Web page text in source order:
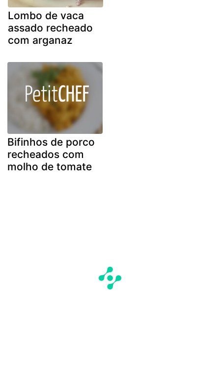
Lombo de vaca
assado recheado
com arganaz
Bifinhos de porco
recheados com
molho de tomate